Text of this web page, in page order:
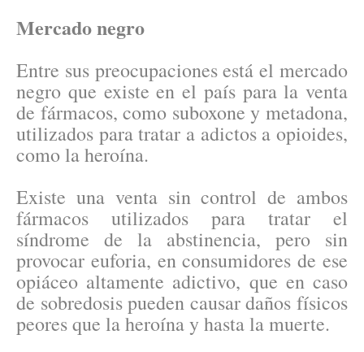
Mercado negro
Entre sus preocupaciones está el mercado
negro que existe en el país para la venta
de fármacos, como suboxone y metadona,
utilizados para tratar a adictos a opioides,
como la heroína.
Existe una venta sin control de ambos
fármacos utilizados para tratar el
síndrome de la abstinencia, pero sin
provocar euforia, en consumidores de ese
opiáceo altamente adictivo, que en caso
de sobredosis pueden causar daños físicos
peores que la heroína y hasta la muerte.